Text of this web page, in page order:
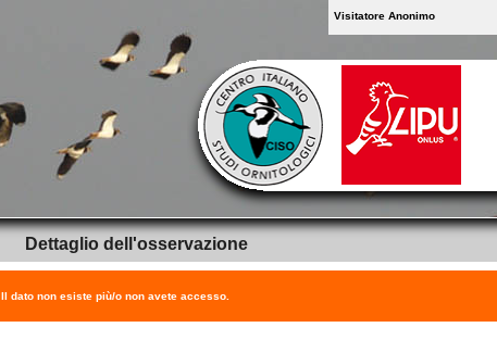
Visitatore Anonimo
Dettaglio dell'osservazione
Il dato non esiste più/o non avete accesso.